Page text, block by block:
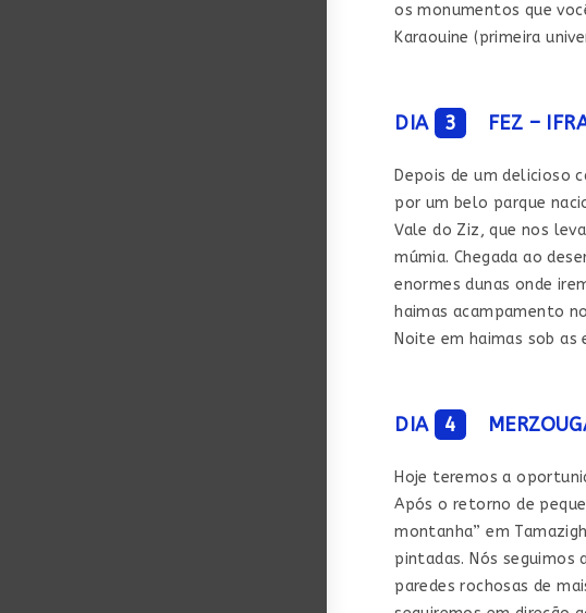
os monumentos que
Karaouine (primeira
DIA 3 FEZ –
Depois de um delicioso
por um belo parque
Vale do Ziz, que nos
múmia. Chegada ao
enormes dunas onde
haimas acampamento
Noite em haimas sob
DIA 4
Hoje teremos a
Após o retorno de
montanha” em
pintadas. Nós
paredes rochosas de